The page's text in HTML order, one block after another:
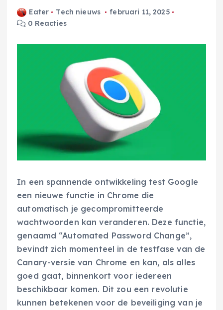
Eater Tech nieuws
februari 11, 2025
0 Reacties
In een spannende ontwikkeling test Google
een nieuwe functie in Chrome die
automatisch je gecompromitteerde
wachtwoorden kan veranderen. Deze functie,
genaamd “Automated Password Change”,
bevindt zich momenteel in de testfase van de
Canary-versie van Chrome en kan, als alles
goed gaat, binnenkort voor iedereen
beschikbaar komen. Dit zou een revolutie
kunnen betekenen voor de beveiliging van je